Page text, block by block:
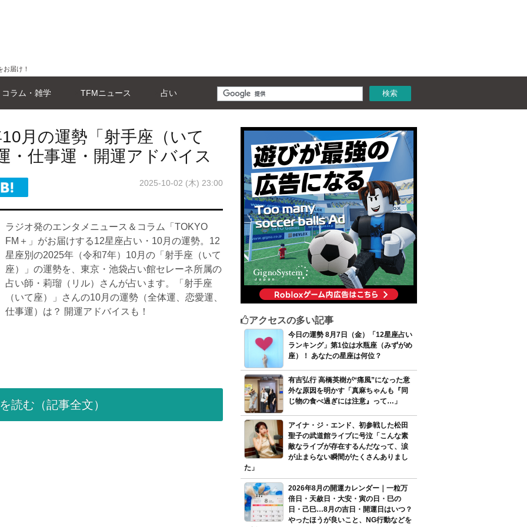
届け！
コラム・雑学 TFMニュース 占い
月の運勢「射手座（いて
・仕事運・開運アドバイス
2025-10-02 (木) 23:00
ラジオ発のエンタメニュース＆コラム「TOKYO
FM＋」がお届けする12星座占い・10月の運勢。12
星座別の2025年（令和7年）10月の「射手座（いて
座）」の運勢を、東京・池袋占い館セレーネ所属の
占い師・莉瑠（リル）さんが占います。「射手座
（いて座）」さんの10月の運勢（全体運、恋愛運、
仕事運）は？ 開運アドバイスも！
読む（記事全文）
アクセスの多い記事
今日の運勢 8月7日（金）「12星座占い
ランキング」第1位は水瓶座（みずがめ
座）！ あなたの星座は何位？
有吉弘行 高橋英樹が“痛風”になった意
外な原因を明かす「真麻ちゃんも『同
じ物の食べ過ぎには注意』って…」
アイナ・ジ・エンド、初参戦した松田
聖子の武道館ライブに号泣「こんな素
敵なライブが存在するんだなって、涙
が止まらない瞬間がたくさんありまし
た」
2026年8月の開運カレンダー｜一粒万
倍日・天赦日・大安・寅の日・巳の
日・己巳…8月の吉日・開運日はいつ？
やったほうが良いこと、NG行動などを